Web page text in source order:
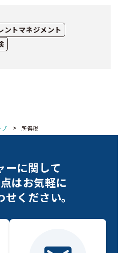
ントマネジメント
プ > 所得税
ーに関して
はお気軽に
ください。